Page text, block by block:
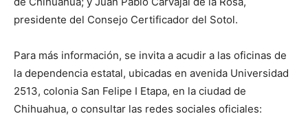
presidente del Consejo Certificador del Sotol.
Para más información, se invita a acudir a las oficinas de
la dependencia estatal, ubicadas en avenida Universidad
2513, colonia San Felipe I Etapa, en la ciudad de
Chihuahua, o consultar las redes sociales oficiales: